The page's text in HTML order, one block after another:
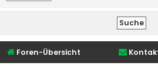
Foren-Übersicht